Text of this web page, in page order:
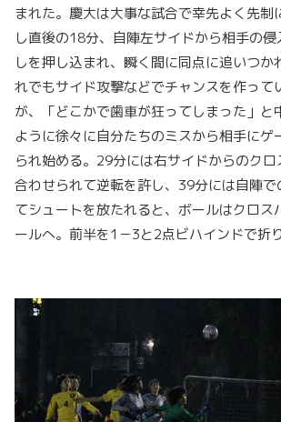
まれた。慶大は大事な試合で幸先よく先制
し直後の18分、自陣左サイドから相手の
しを押し込まれ、瞬く間に同点に追いつか
れでもサイド攻撃などでチャンスを作って
が、「どこかで歯車が狂ってしまった」と
ように徐々に自分たちのミスから相手にゲ
られ始める。29分には右サイドからのク
合わせられて逆転を許し、39分には自陣
てシュートを放たれると、ボールはクロス
ールへ。前半を1－3と2点ビハインドで折